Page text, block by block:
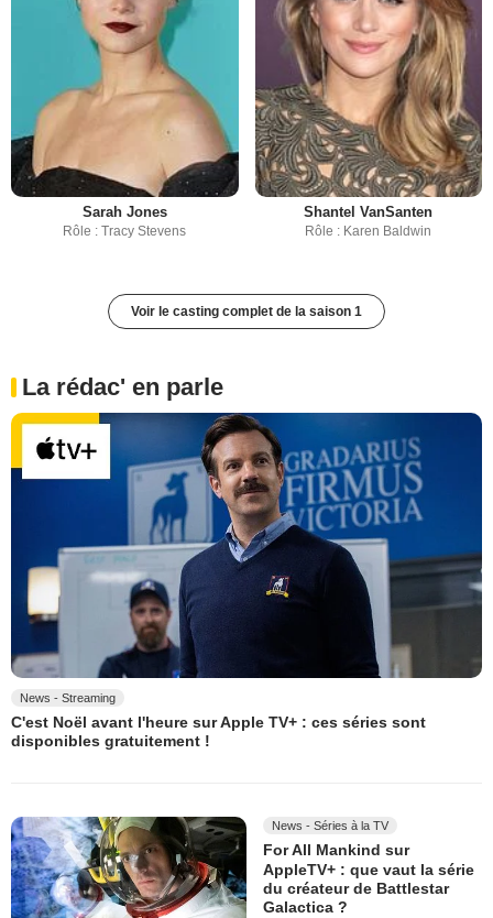
Sarah Jones
Rôle : Tracy Stevens
Shantel VanSanten
Rôle : Karen Baldwin
Voir le casting complet de la saison 1
La rédac' en parle
News - Streaming
C'est Noël avant l'heure sur Apple TV+ : ces séries sont
disponibles gratuitement !
News - Séries à la TV
For All Mankind sur
AppleTV+ : que vaut la série
du créateur de Battlestar
Galactica ?